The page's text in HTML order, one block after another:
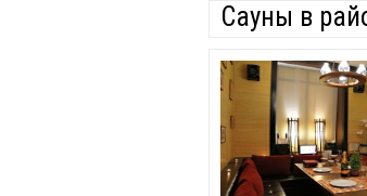
Сауны в